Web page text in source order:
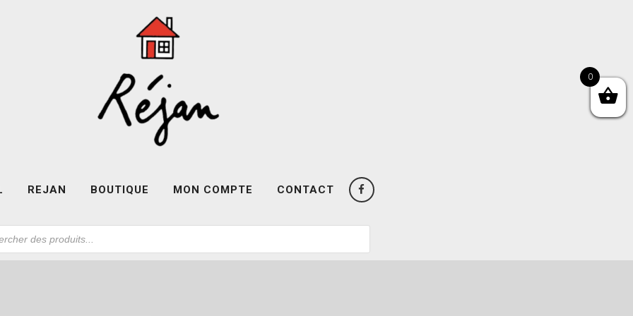
REJAN BOUTIQUE MON COMPTE CONTACT
0